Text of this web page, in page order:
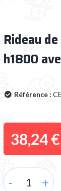
Rideau
h1800
Référence :
38,24 €
- +